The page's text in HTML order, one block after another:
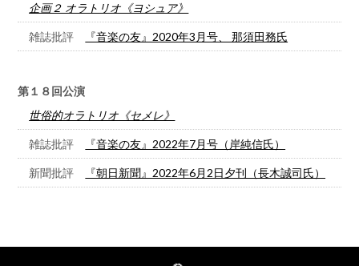
企画２ オラトリオ《ヨシュア》
雑誌批評 『音楽の友』2020年3月号、 那須田務氏
第１８回公演
世俗的オラトリオ《セメレ》
雑誌批評 『音楽の友』2022年7月号（岸純信氏）
新聞批評 『朝日新聞』2022年6月2日夕刊（長木誠司氏）